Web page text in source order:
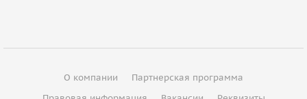
О компании
Партнерская программа